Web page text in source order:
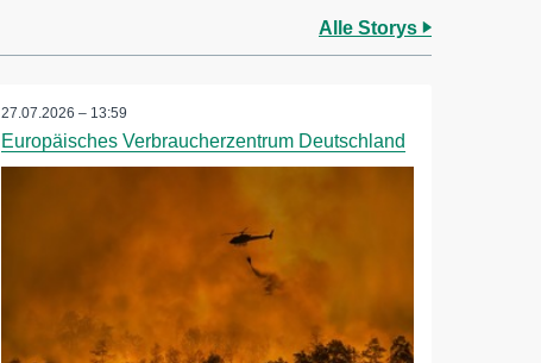
Alle Storys
27.07.2026 – 13:59
Europäisches Verbraucherzentrum Deutschland